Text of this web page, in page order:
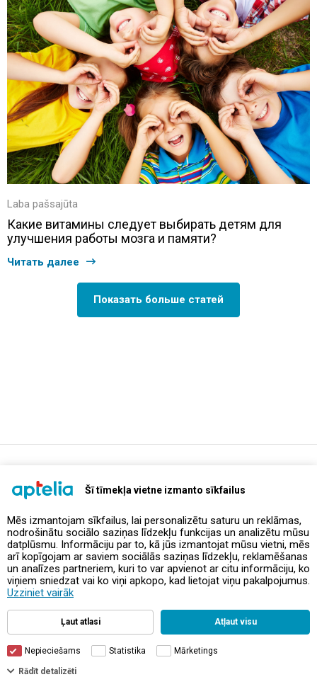
Šī tīmekļa vietne izmanto sīkfailus
Mēs izmantojam sīkfailus, lai personalizētu saturu un reklāmas,
nodrošinātu sociālo saziņas līdzekļu funkcijas un analizētu mūsu
datplūsmu. Informāciju par to, kā jūs izmantojat mūsu vietni, mēs
arī kopīgojam ar saviem sociālās saziņas līdzekļu, reklamēšanas
un analīzes partneriem, kuri to var apvienot ar citu informāciju, ko
viņiem sniedzat vai ko viņi apkopo, kad lietojat viņu pakalpojumus.
Uzziniet vairāk
Ļaut atlasi Atļaut visu
Nepieciešams Statistika Mārketings
Rādīt detalizēti
Laba pašsajūta
Какие витамины следует выбирать детям для
улучшения работы мозга и памяти?
Читать далее
Показать больше статей
Предложения и акции
Контакты